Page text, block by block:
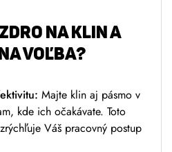
na klin a
VOĽBA?
Majte klin aj pásmo v
kde ich očakávate. Toto
Váš pracovný postup